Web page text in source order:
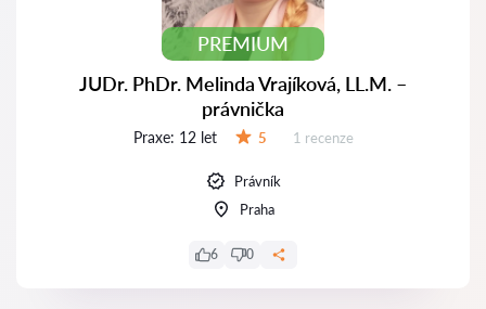
PREMIUM
JUDr. PhDr. Melinda Vrajíková, LL.M. –
právnička
Praxe: 12 let 5 Recenzí:
1 recenze
Právník
Praha
6 0